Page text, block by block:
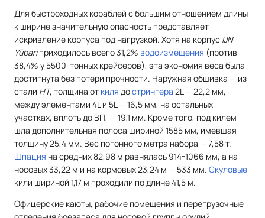
Для быстроходных кораблей с большим отношением длины
к ширине значительную опасность представляет
искривление корпуса под нагрузкой. Хотя на корпус IJN
Yūbariприходилось всего 31,2% водоизмещения (против
38,4% у 5500-тонных крейсеров), эта экономия веса была
достигнута без потери прочности. Наружная обшивка — из
стали НТ, толщина от киля дострингера 2L — 22,2 мм,
между элементами 4L и 5L — 16,5 мм, на остальных
участках, вплоть до ВП, — 19,1 мм. Кроме того, под килем
шла дополнительная полоса шириной 1585 мм, имевшая
толщину 25,4 мм. Вес погонного метра набора — 7,58 т.
Шпация на средних 82,98 м равнялась 914-1066 мм, а на
носовых 33,22 м и на кормовых 23,24 м — 533 мм. Скуловые
кили шириной 1,17 м проходили по длине 41,5 м.
Офицерские каюты, рабочие помещения и перегрузочные